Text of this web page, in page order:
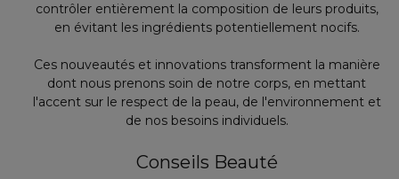
contrôler entièrement la composition de leurs produits,
en évitant les ingrédients potentiellement nocifs.
Ces nouveautés et innovations transforment la manière
dont nous prenons soin de notre corps, en mettant
l'accent sur le respect de la peau, de l'environnement et
de nos besoins individuels.
Conseils Beauté